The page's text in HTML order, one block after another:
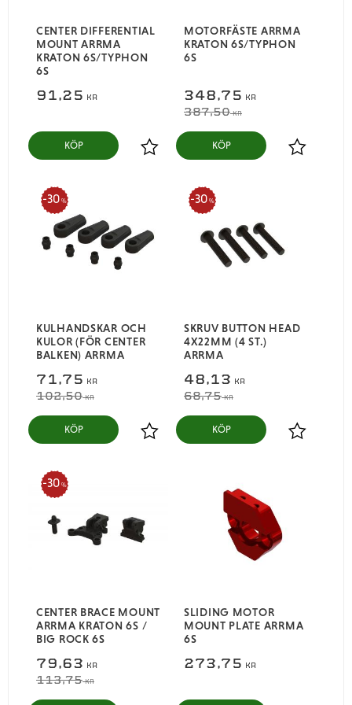
CENTER DIFFERENTIAL
MOUNT ARRMA
KRATON 6S/TYPHON
6S
91,25 KR
Lägg till i favoriter
KÖP
MOTORFÄSTE ARRMA
KRATON 6S/TYPHON
6S
348,75 KR
387,50KR
Lägg till i
KÖP
KULHANDSKAR OCH
KULOR (FÖR CENTER
BALKEN) ARRMA
71,75 KR
102,50KR
30 %
Lägg till i favoriter
KÖP
SKRUV BUTTON HEAD
4X22MM (4 ST.)
ARRMA
48,13 KR
68,75KR
30 %
Lägg till i
KÖP
CENTER BRACE MOUNT
ARRMA KRATON 6S /
BIG ROCK 6S
79,63 KR
113,75KR
30 %
SLIDING MOTOR
MOUNT PLATE ARRMA
6S
273,75 KR